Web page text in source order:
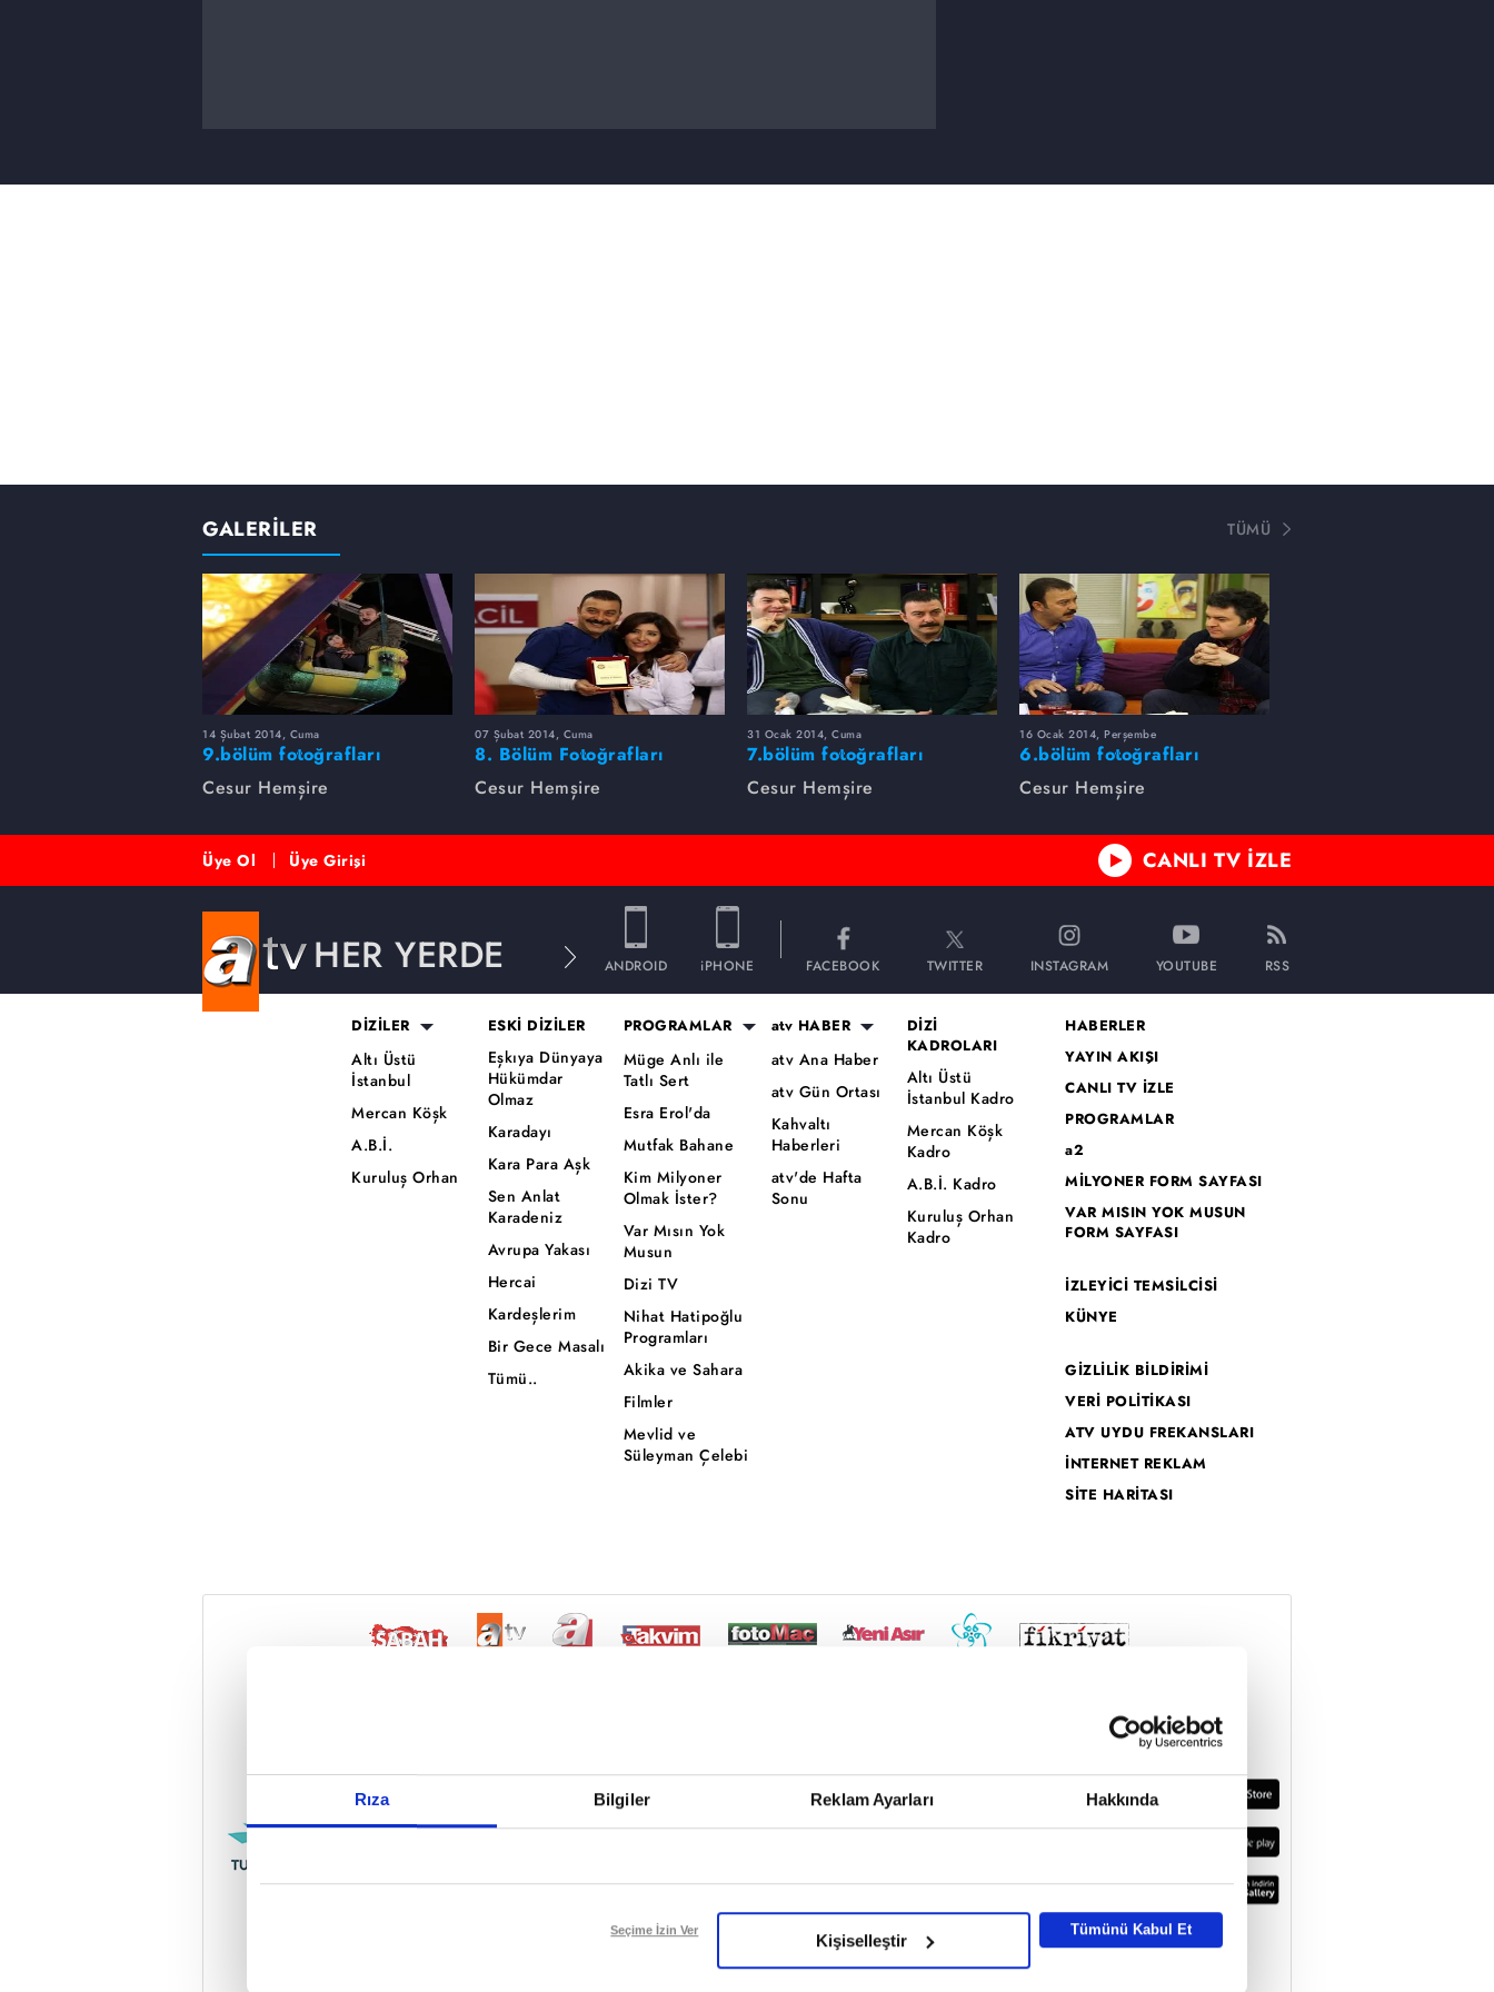
Rıza Bilgiler Reklam Ayarları Hakkında
Reddet
Seçime İzin Ver
Kişiselleştir
Tümünü Kabul Et
GALERİLER TÜMÜ
14 Şubat 2014, Cuma
9.bölüm fotoğrafları
Cesur Hemşire
07 Şubat 2014, Cuma
8. Bölüm Fotoğrafları
Cesur Hemşire
31 Ocak 2014, Cuma
7.bölüm fotoğrafları
Cesur Hemşire
16 Ocak 2014, Perşembe
6.bölüm fotoğrafları
Cesur Hemşire
Üye Ol Üye Girişi CANLI TV İZLE
HER YERDE ANDROID iPHONE FACEBOOK TWITTER INSTAGRAM YOUTUBE RSS
DİZİLER
Altı Üstü
İstanbul
Mercan Köşk
A.B.İ.
Kuruluş Orhan
ESKİ DİZİLER
Eşkıya Dünyaya
Hükümdar
Olmaz
Karadayı
Kara Para Aşk
Sen Anlat
Karadeniz
Avrupa Yakası
Hercai
Kardeşlerim
Bir Gece Masalı
Tümü..
PROGRAMLAR
Müge Anlı ile
Tatlı Sert
Esra Erol'da
Mutfak Bahane
Kim Milyoner
Olmak İster?
Var Mısın Yok
Musun
Dizi TV
Nihat Hatipoğlu
Programları
Akika ve Sahara
Filmler
Mevlid ve
Süleyman Çelebi
atv HABER
atv Ana Haber
atv Gün Ortası
Kahvaltı
Haberleri
atv'de Hafta
Sonu
DİZİ
KADROLARI
Altı Üstü
İstanbul Kadro
Mercan Köşk
Kadro
A.B.İ. Kadro
Kuruluş Orhan
Kadro
HABERLER
YAYIN AKIŞI
CANLI TV İZLE
PROGRAMLAR
a2
MİLYONER FORM SAYFASI
VAR MISIN YOK MUSUN
FORM SAYFASI
İZLEYİCİ TEMSİLCİSİ
KÜNYE
GİZLİLİK BİLDİRİMİ
VERİ POLİTİKASI
ATV UYDU FREKANSLARI
İNTERNET REKLAM
SİTE HARİTASI